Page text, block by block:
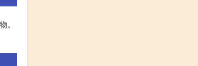
。